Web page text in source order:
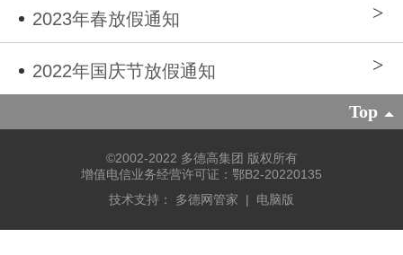
2023年春放假通知
2022年国庆节放假通知
Top
©2002-2022 多德高集团 版权所有
增值电信业务经营许可证：鄂B2-20220135
技术支持： 多德网管家 | 电脑版